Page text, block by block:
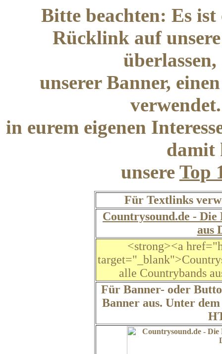
Bitte beachten: Es
Rücklink auf
unserer Banner,
in eurem eigenen
damit
unsere Top
Für Textlinks
Countrysound.de -
aus
<strong><a
alle Countrybands
Für Banner- oder
Banner aus. Unter